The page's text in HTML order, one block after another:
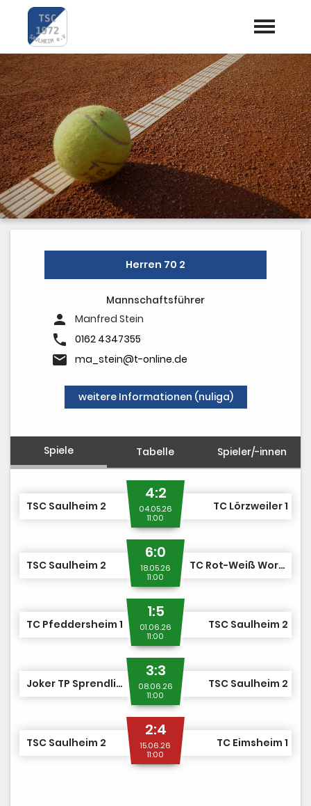
Startseite
Aktuelles
Termine
Vorstand
Trainer
Mannschaften
Preise / Kosten
Dokumente
Vereinskalender
"Jetzt Mitglied werden"
Herren 70 2
Mannschaftsführer
person Manfred Stein
phone 0162 4347355
email ma_stein@t-online.de
weitere Informationen (nuliga)
Spiele Tabelle Spieler/-innen
TSC Saulheim 2
4:2
04.05.26
11:00
TC Lörzweiler 1
TSC Saulheim 2
6:0
18.05.26
11:00
TC Rot-Weiß Worms 2
TC Pfeddersheim 1
1:5
01.06.26
11:00
TSC Saulheim 2
Joker TP Sprendlingen 2
3:3
08.06.26
11:00
TSC Saulheim 2
TSC Saulheim 2
2:4
15.06.26
11:00
TC Eimsheim 1